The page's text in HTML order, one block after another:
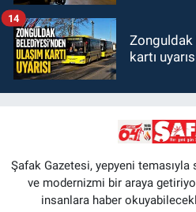
Zonguldak
kartı
14
Şafak Gazetesi, yepyeni
ve modernizmi bir araya
insanlara haber